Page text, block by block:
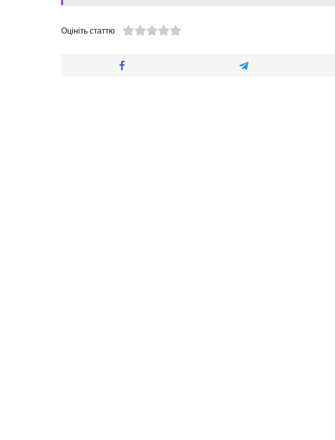
Оцініть статтю